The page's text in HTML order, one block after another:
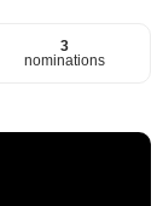
3
nominations